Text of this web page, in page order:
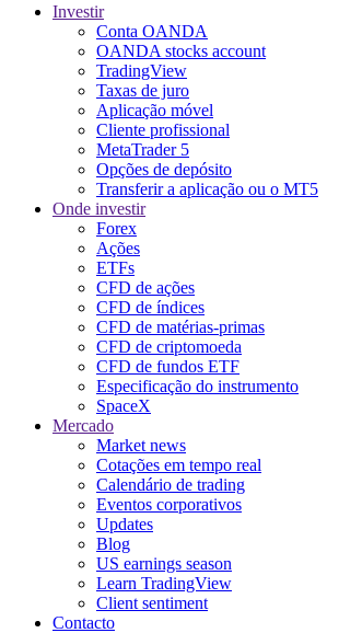
Investir
Conta OANDA
OANDA stocks account
TradingView
Taxas de juro
Aplicação móvel
Cliente profissional
MetaTrader 5
Opções de depósito
Transferir a aplicação ou o MT5
Onde investir
Forex
Ações
ETFs
CFD de ações
CFD de índices
CFD de matérias-primas
CFD de criptomoeda
CFD de fundos ETF
Especificação do instrumento
SpaceX
Mercado
Market news
Cotações em tempo real
Calendário de trading
Eventos corporativos
Updates
Blog
US earnings season
Learn TradingView
Client sentiment
Contacto